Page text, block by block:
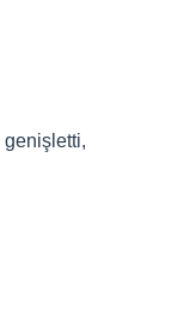
genişletti,